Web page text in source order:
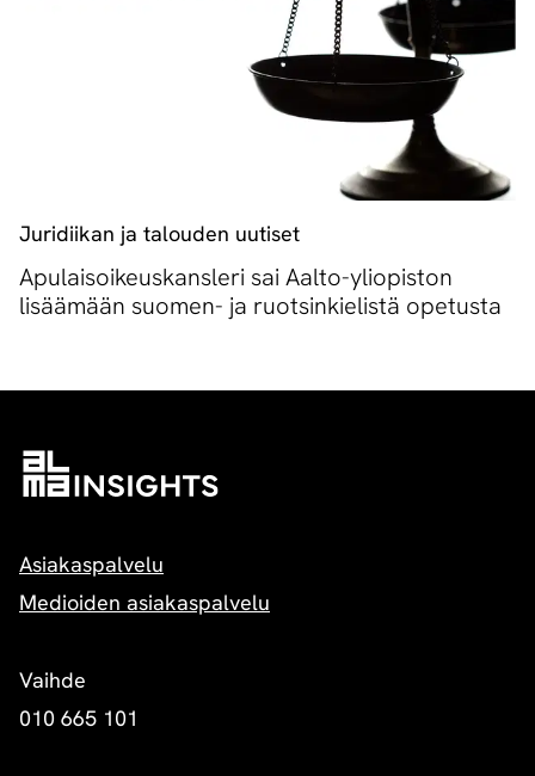
Juridiikan ja talouden uutiset
Apulaisoikeuskansleri sai Aalto-yliopiston
lisäämään suomen- ja ruotsinkielistä opetusta
Asiakaspalvelu
Medioiden asiakaspalvelu
Vaihde
010 665 101